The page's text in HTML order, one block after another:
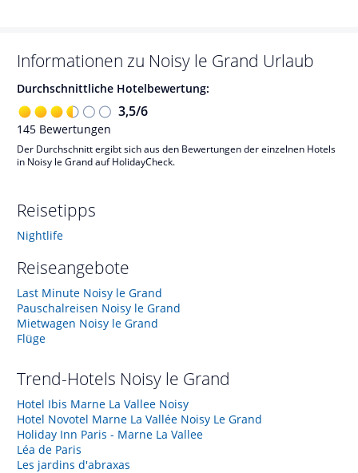
Informationen zu Noisy le Grand Urlaub
Durchschnittliche Hotelbewertung:
3,5/6
145 Bewertungen
Der Durchschnitt ergibt sich aus den Bewertungen der einzelnen Hotels
in Noisy le Grand auf HolidayCheck.
Reisetipps
Nightlife
Reiseangebote
Last Minute Noisy le Grand
Pauschalreisen Noisy le Grand
Mietwagen Noisy le Grand
Flüge
Trend-Hotels Noisy le Grand
Hotel Ibis Marne La Vallee Noisy
Hotel Novotel Marne La Vallée Noisy Le Grand
Holiday Inn Paris - Marne La Vallee
Léa de Paris
Les jardins d'abraxas